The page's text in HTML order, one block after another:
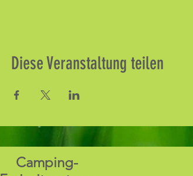
Diese Veranstaltung teilen
Camping-